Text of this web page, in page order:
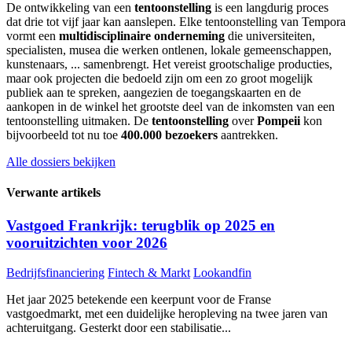
De ontwikkeling van een tentoonstelling is een langdurig proces
dat drie tot vijf jaar kan aanslepen. Elke tentoonstelling van Tempora
vormt een multidisciplinaire onderneming die universiteiten,
specialisten, musea die werken ontlenen, lokale gemeenschappen,
kunstenaars, ... samenbrengt. Het vereist grootschalige producties,
maar ook projecten die bedoeld zijn om een zo groot mogelijk
publiek aan te spreken, aangezien de toegangskaarten en de
aankopen in de winkel het grootste deel van de inkomsten van een
tentoonstelling uitmaken. De tentoonstelling overPompeii kon
bijvoorbeeld tot nu toe 400.000 bezoekers aantrekken.
Alle dossiers bekijken
Verwante artikels
Vastgoed Frankrijk: terugblik op 2025 en
vooruitzichten voor 2026
Bedrijfsfinanciering Fintech & Markt Lookandfin
Het jaar 2025 betekende een keerpunt voor de Franse
vastgoedmarkt, met een duidelijke heropleving na twee jaren van
achteruitgang. Gesterkt door een stabilisatie...